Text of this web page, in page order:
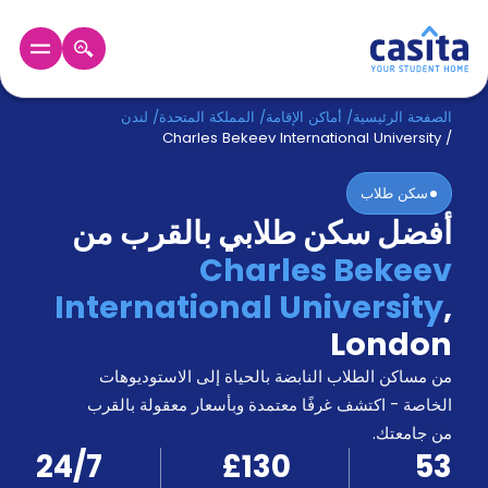
الرئيسية عربي GBP
دخول
حجز
السكن
من
نحن؟
المدونة
أخبر
أصدقائك
و
اكسب
كن
شريكا
الدعم
الصفحة الرئيسية/ أماكن الإقامة/ المملكة المتحدة/ لندن
/
Charles Bekeev International University
سكن طلاب
أفضل سكن طلابي بالقرب من
Charles Bekeev
International University,
London
من مساكن الطلاب النابضة بالحياة إلى الاستوديوهات
الخاصة - اكتشف غرفًا معتمدة وبأسعار معقولة بالقرب
من جامعتك.
53
£130
24/7